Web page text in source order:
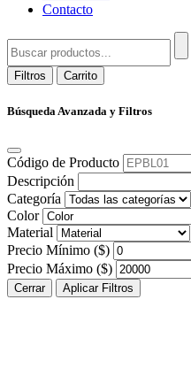
Contacto
Filtros Carrito
Búsqueda Avanzada y Filtros
Código de Producto
Descripción
Categoría
Color
Material
Precio Mínimo ($)
Precio Máximo ($)
Cerrar Aplicar Filtros